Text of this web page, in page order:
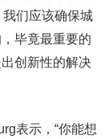
们应该确保城
毕竟最重要的
创新性的解决
表示，“你能想